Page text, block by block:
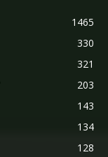
1465
330
321
203
143
134
128